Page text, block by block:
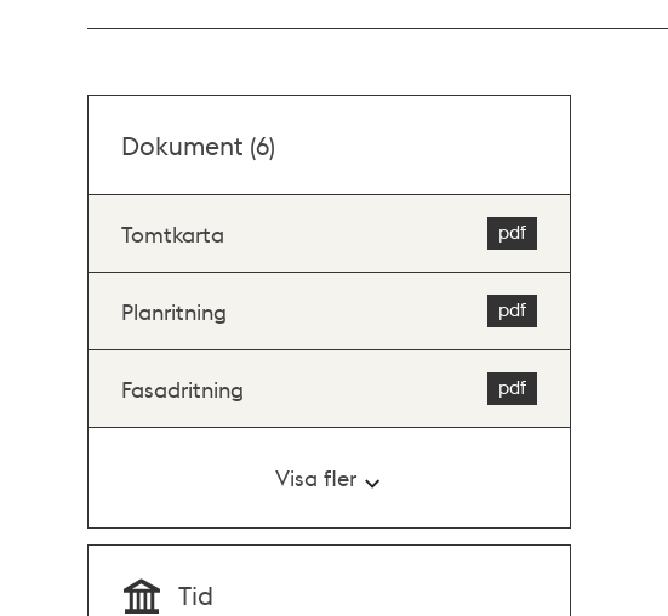
Dokument (6)
Tomtkarta
Planritning
Fasadritning
Visa fler
Tid